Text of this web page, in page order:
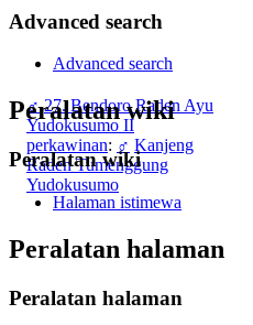
♂ 27. Bendoro Raden Ayu
Yudokusumo II
perkawinan: ♂ Kanjeng
Raden Tumenggung
Yudokusumo
Advanced search
Advanced search
Peralatan wiki
Peralatan wiki
Halaman istimewa
Peralatan halaman
Peralatan halaman